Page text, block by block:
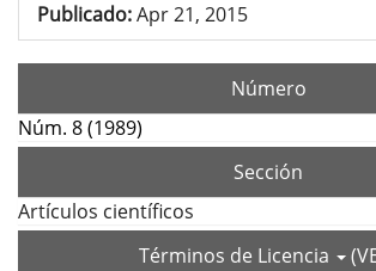
Publicado:Apr 21, 2015
Número
Núm. 8 (1989)
Sección
Artículos científicos
Términos de Licencia